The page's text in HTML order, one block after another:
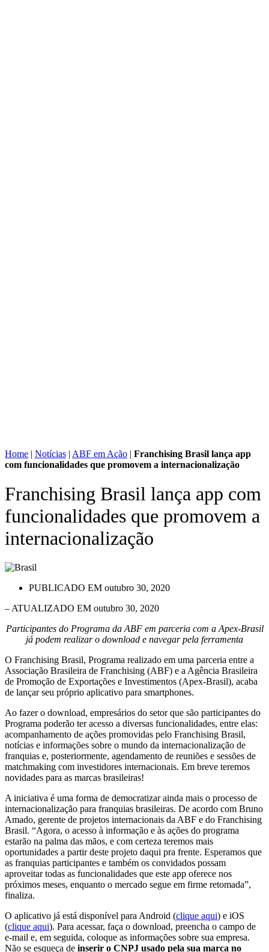
Home | Notícias | ABF em Ação | Franchising Brasil lança app
com funcionalidades que promovem a internacionalização
Franchising Brasil lança app com
funcionalidades que promovem a
internacionalização
PUBLICADO EM outubro 30, 2020
– ATUALIZADO EM outubro 30, 2020
Participantes do Programa da ABF em parceria com a Apex-Brasil
já podem realizar o download e navegar pela ferramenta
O Franchising Brasil, Programa realizado em uma parceria entre a
Associação Brasileira de Franchising (ABF) e a Agência Brasileira
de Promoção de Exportações e Investimentos (Apex-Brasil), acaba
de lançar seu próprio aplicativo para smartphones.
Ao fazer o download, empresários do setor que são participantes do
Programa poderão ter acesso a diversas funcionalidades, entre elas:
acompanhamento de ações promovidas pelo Franchising Brasil,
notícias e informações sobre o mundo da internacionalização de
franquias e, posteriormente, agendamento de reuniões e sessões de
matchmaking com investidores internacionais. Em breve teremos
novidades para as marcas brasileiras!
A iniciativa é uma forma de democratizar ainda mais o processo de
internacionalização para franquias brasileiras. De acordo com Bruno
Amado, gerente de projetos internacionais da ABF e do Franchising
Brasil. “Agora, o acesso à informação e às ações do programa
estarão na palma das mãos, e com certeza teremos mais
oportunidades a partir deste projeto daqui pra frente. Esperamos que
as franquias participantes e também os convidados possam
aproveitar todas as funcionalidades que este app oferece nos
próximos meses, enquanto o mercado segue em firme retomada”,
finaliza.
O aplicativo já está disponível para Android (clique aqui) e iOS
(clique aqui). Para acessar, faça o download, preencha o campo de
e-mail e, em seguida, coloque as informações sobre sua empresa.
Não se esqueça de inserir o CNPJ usado pela sua marca no